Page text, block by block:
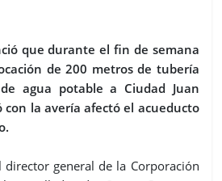
que durante el fin de semana
de 200 metros de tubería
agua potable a Ciudad Juan
con la avería afectó el acueducto
director general de la Corporación